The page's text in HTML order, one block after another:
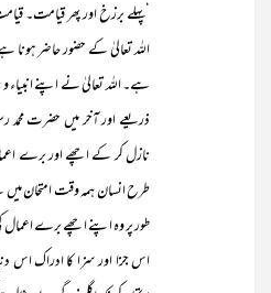
‘پہلے برزخ اور پھر قیامت۔
اللہ تعالیٰ کے حضور حاضر ہونا
ہے۔ اللہ تعالیٰ نے اپنے
ذریعے اور آخر میں حضرت
نازل کر کے اچھے اور برے
طرح انسان ہمہ وقت امتحان
طور پر وہ اپنے اچھے برے اعمال
اس جزا اور سزا کا ادراک اس